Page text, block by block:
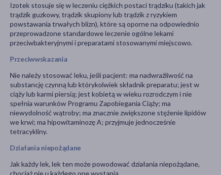
Izotek stosuje się w leczeniu ciężkich postaci trądziku (takich jak
trądzik guzkowy, trądzik skupiony lub trądzik z ryzykiem
powstawania trwałych blizn), które są oporne na odpowiednio
przeprowadzone standardowe leczenie ogólne lekami
przeciwbakteryjnymi i preparatami stosowanymi miejscowo.
Przeciwwskazania
Nie należy stosować leku, jeśli pacjent: ma nadwrażliwość na
substancję czynną lub którykolwiek składnik preparatu; jest w
ciąży lub karmi piersią; jest kobietą w wieku rozrodczym i nie
spełnia warunków Programu Zapobiegania Ciąży; ma
niewydolność wątroby; ma znacznie zwiększone stężenie lipidów
we krwi; ma hipowitaminozę A; przyjmuje jednocześnie
tetracykliny.
Działania niepożądane
Jak każdy lek, lek ten może powodować działania niepożądane,
chociaż nie u każdego one wystąpią.